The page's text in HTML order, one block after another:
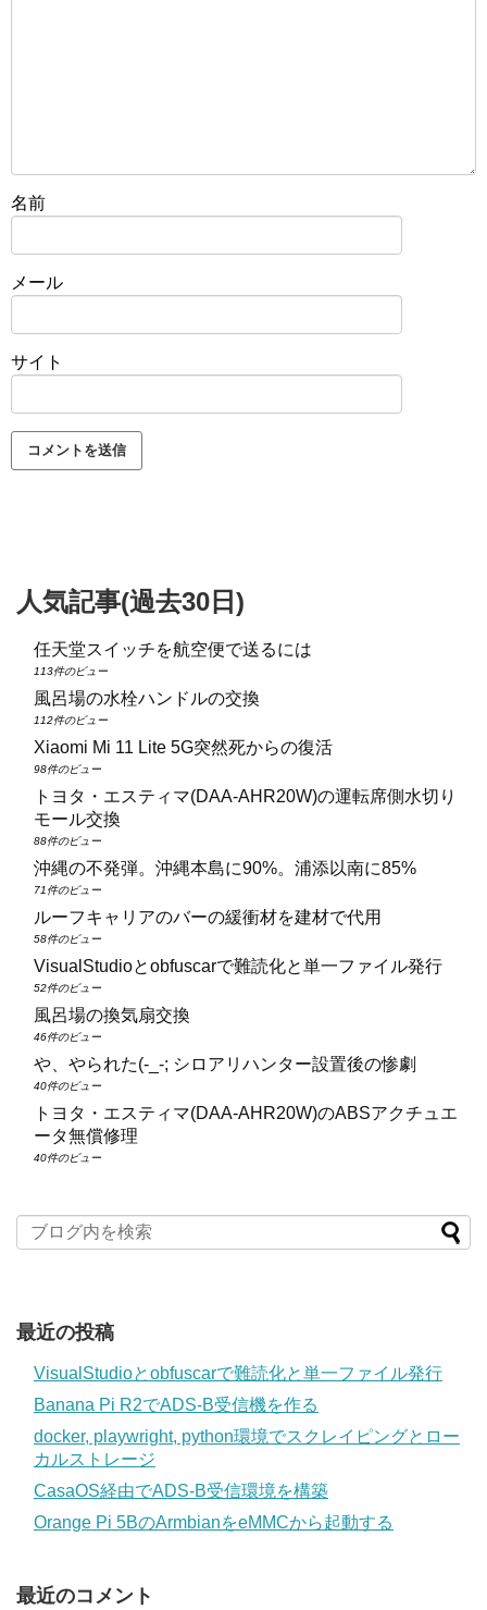
名前
メール
サイト
人気記事(過去30日)
任天堂スイッチを航空便で送るには
113件のビュー
風呂場の水栓ハンドルの交換
112件のビュー
Xiaomi Mi 11 Lite 5G突然死からの復活
98件のビュー
トヨタ・エスティマ(DAA‑AHR20W)の運転席側水切り
モール交換
88件のビュー
沖縄の不発弾。沖縄本島に90%。浦添以南に85%
71件のビュー
ルーフキャリアのバーの緩衝材を建材で代用
58件のビュー
VisualStudioとobfuscarで難読化と単一ファイル発行
52件のビュー
風呂場の換気扇交換
46件のビュー
や、やられた(-_-; シロアリハンター設置後の惨劇
40件のビュー
トヨタ・エスティマ(DAA‑AHR20W)のABSアクチュエ
ータ無償修理
40件のビュー
最近の投稿
VisualStudioとobfuscarで難読化と単一ファイル発行
Banana Pi R2でADS-B受信機を作る
docker, playwright, python環境でスクレイピングとロー
カルストレージ
CasaOS経由でADS-B受信環境を構築
Orange Pi 5BのArmbianをeMMCから起動する
最近のコメント